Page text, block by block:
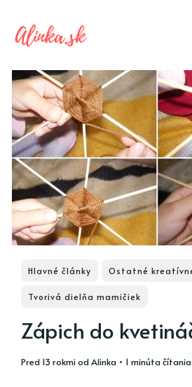
Hlavné články Ostatné
Tvorivá dielňa mamičiek
Zápich do
pred 13 rokmiodAlinka • 1 minúta čítania